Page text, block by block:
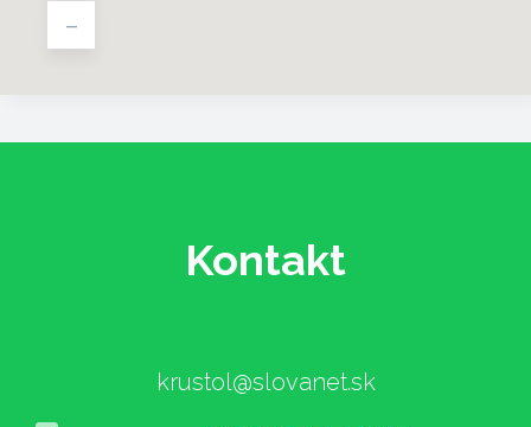
-
Kontakt
krustol@slovanet.sk